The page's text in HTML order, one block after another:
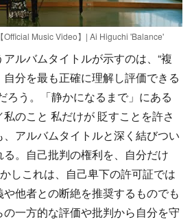
Official Music Video】| Ai Higuchi 'Balance'
ルバムタイトルが示すのは、“複
分を最も正確に理解し評価できる
ろう。「静かになるまで」にある
私のこと 私だけが 貶すことを許さ
アルバムタイトルと深く結びつい
。自己批判の権利を、自分だけ
しこれは、自己卑下の許可証では
他者との断絶を推奨するものでも
一方的な評価や批判から自分を守